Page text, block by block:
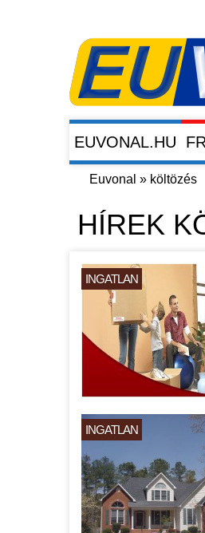
EUVONAL.HU
Euvonal » költözés
HÍREK
INGATLAN
INGATLAN